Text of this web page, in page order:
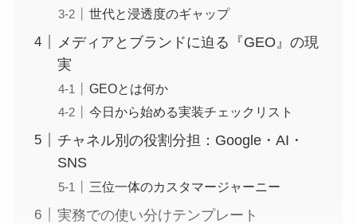
世代と浸透度のギャップ
メディアとブランドに迫る『GEO』の現
実
GEOとは何か
今日から始める実装チェックリスト
チャネル別の役割分担：Google・AI・
SNS
三位一体のカスタマージャーニー
実務での使い分けテンプレート